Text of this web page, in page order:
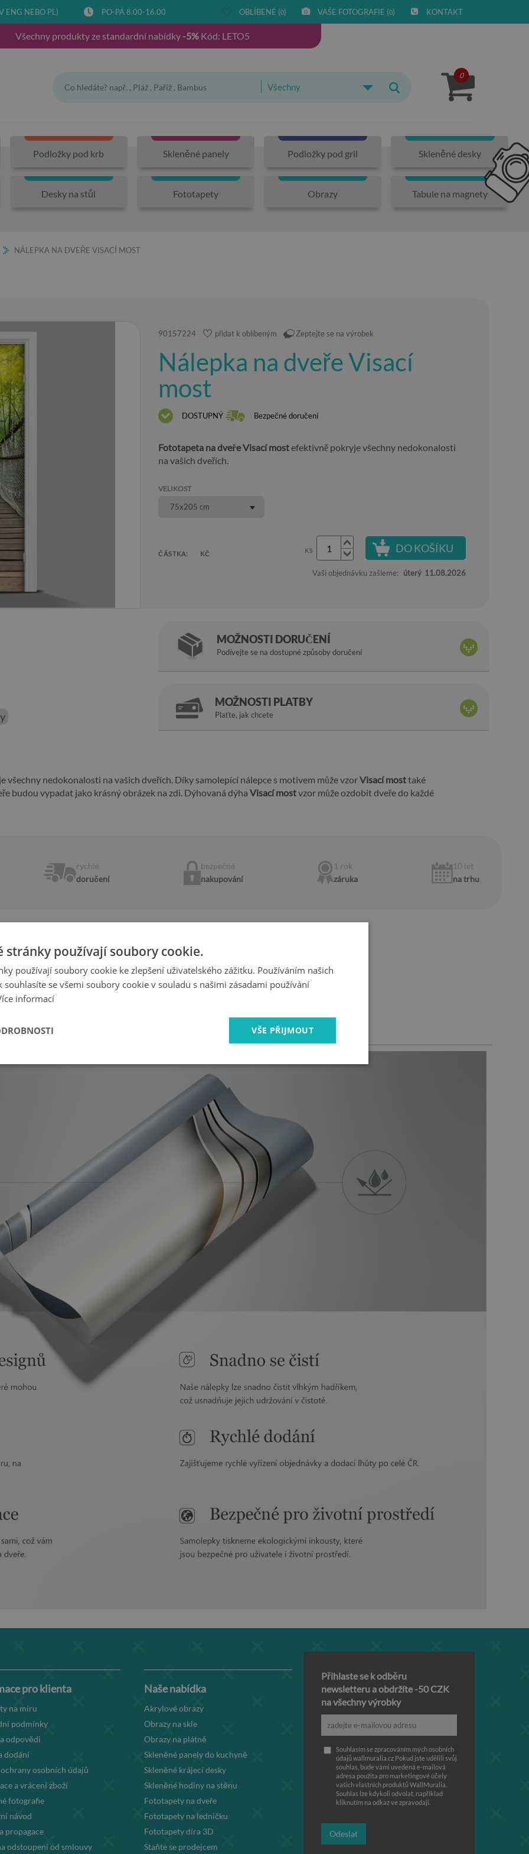
ENG NEBO PL) PO-PÁ 8.00-16.00 OBLÍBENÉ (0) VAŠE FOTOGRAFIE (0) KONTAKT
Všechny produkty ze standardní nabídky -5%Kód: LETO5
Všechny
0
Podložky pod krb Skleněné panely Podložky pod gril Skleněné desky
Desky na stůl Fototapety Obrazy Tabule na magnety
NÁLEPKA NA DVEŘE VISACÍ MOST
90157224 přidat k oblíbeným Zeptejte se na výrobek
Nálepka na dveře Visací
most
DOSTUPNÝ Bezpečné doručení
Fototapeta na dveře Visací mostefektivně pokryje všechny nedokonalosti
na vašich dveřích.
VELIKOST
75x205 cm
ČÁSTKA: KČ KS DO KOŠÍKU
Vaši objednávku zašleme: úterý 11.08.2026
všechny nedokonalosti na vašich dveřích. Díky samolepící nálepce s motivem může vzorVisací mosttaké
budou vypadat jako krásný obrázek na zdi. Dýhovaná dýhaVisací mostvzor může ozdobit dveře do každé
MOŽNOSTI DORUČENÍ
Podívejte se na dostupné způsoby doručení
MOŽNOSTI PLATBY
Plaťte, jak chcete
rychlé
doručení
bezpečné
nakupování
1 rok
záruka
10 let
na trhu
své dveře
Nejdůležitější vlastnosti produktu:
- Vysoce kvalitní samolepicí nálepka
pro klienta
na míru
podmínky
odpovědi
dodání
ochrany osobních údajů
a vrácení zboží
fotografie
návod
propagace
odstoupení od smlouvy
Naše nabídka
Akrylové obrazy
Obrazy na skle
Obrazy na plátně
Skleněné panely do kuchyně
Skleněné krájecí desky
Skleněné hodiny na stěnu
Fototapety na dveře
Fototapety na ledničku
Fototapety díra 3D
Staňte se prodejcem
Přihlaste se k odběru
newsletteru a obdržíte -50 CZK
na všechny výrobky
Souhlasím se zpracováním mých osobních
údajů wallmuralia.cz Pokud jste udělili svůj
souhlas, bude vámi uvedená e-mailová
adresa použita pro marketingové účely
vašich vlastních produktů WallMuralia.
Souhlas lze kdykoli odvolat, například
kliknutím na odkaz ve zpravodaji.
Odeslat
stránky používají soubory cookie.
používají soubory cookie ke zlepšení uživatelského zážitku. Používáním našich
souhlasíte se všemi soubory cookie v souladu s našimi zásadami používání
informací
VŠE PŘIJMOUT